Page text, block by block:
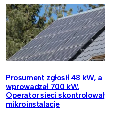
Prosument zgłosił 48 kW, a
wprowadzał 700 kW.
Operator sieci skontrolował
mikroinstalacje